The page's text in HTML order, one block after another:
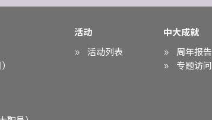
活动
活动列表
中大成就
周年报告
专题访问